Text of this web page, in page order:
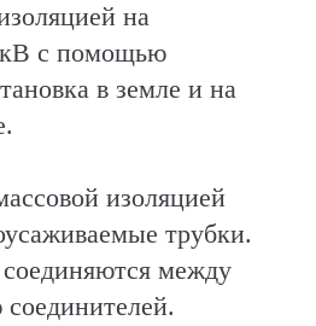
на
с помощью
в земле и на
изоляцией
трубки.
между